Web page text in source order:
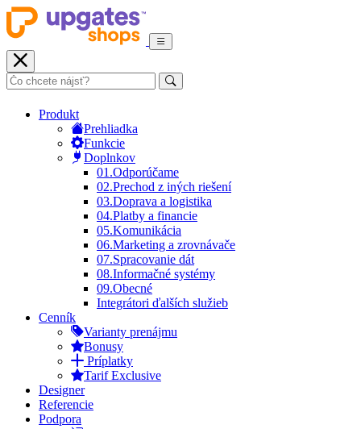
Produkt
Prehliadka
Funkcie
Doplnkov
01.Odporúčame
02.Prechod z iných riešení
03.Doprava a logistika
04.Platby a financie
05.Komunikácia
06.Marketing a zrovnávače
07.Spracovanie dát
08.Informačné systémy
09.Obecné
Integrátori ďalších služieb
Cenník
Varianty prenájmu
Bonusy
Príplatky
Tarif Exclusive
Designer
Referencie
Podpora